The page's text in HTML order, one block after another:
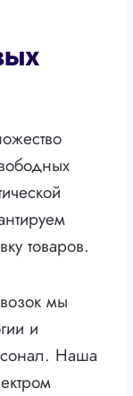
товаров.
мы
и
Наша